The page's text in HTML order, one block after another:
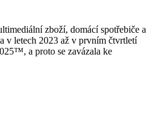
zboží, domácí spotřebiče a
v letech 2023 až v prvním čtvrtletí
a proto se zavázala ke